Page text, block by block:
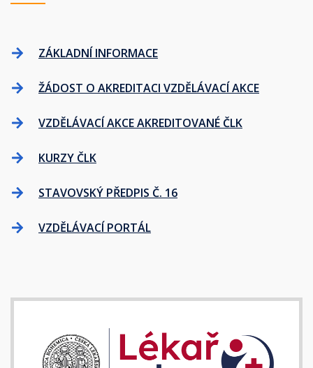
ZÁKLADNÍ INFORMACE
ŽÁDOST O AKREDITACI VZDĚLÁVACÍ AKCE
VZDĚLÁVACÍ AKCE AKREDITOVANÉ ČLK
KURZY ČLK
STAVOVSKÝ PŘEDPIS Č. 16
VZDĚLÁVACÍ PORTÁL